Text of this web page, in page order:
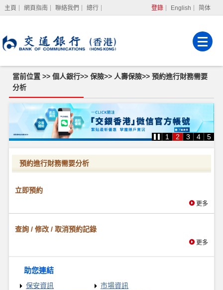
主頁 網頁指南 聯絡我們 總行 登錄 English 简体
強積金服務
當前位置 >> 個人銀行>> 保險>> 人壽保險>> 預約進行財務需要
分析
進
財
1 2 3 4 5
預約進行財務需要分析
立即預約
更多
查詢 / 修改 / 取消預約記錄
更多
助您連結
保安資訊
市場資訊